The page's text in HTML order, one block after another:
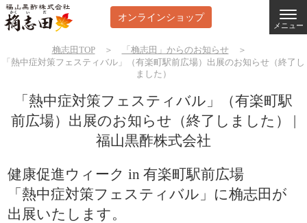
オンラインショップ
メニュー
桷志田TOP＞ 「桷志田」からのお知らせ＞
「熱中症対策フェスティバル」（有楽町駅前広場）出展のお知らせ（終了し
ました）
「熱中症対策フェスティバル」（有楽町駅
前広場）出展のお知らせ（終了しました） |
福山黒酢株式会社
健康促進ウィーク in 有楽町駅前広場
「熱中症対策フェスティバル」に桷志田が
出展いたします。